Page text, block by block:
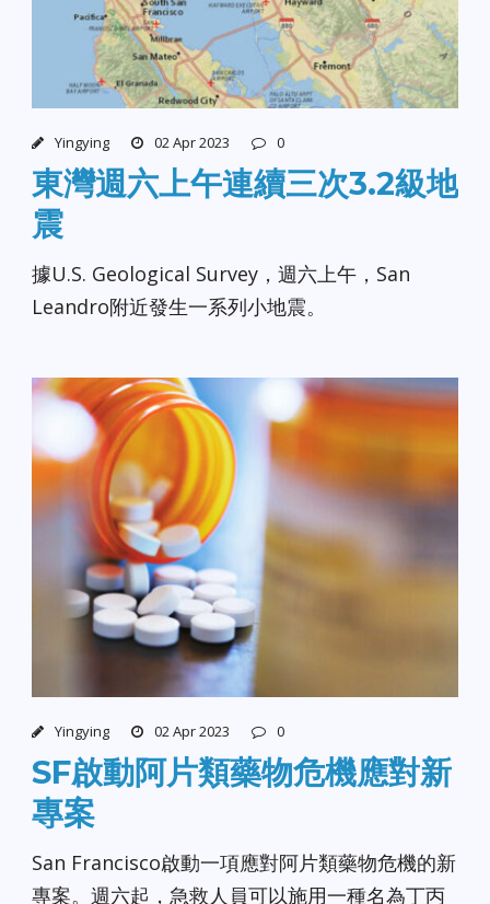
Yingying 02 Apr 2023 0
東灣週六上午連續三次3.2級地
震
據U.S. Geological Survey，週六上午，San
Leandro附近發生一系列小地震。
Yingying 02 Apr 2023 0
SF啟動阿片類藥物危機應對新
專案
San Francisco啟動一項應對阿片類藥物危機的新
專案。週六起，急救人員可以施用一種名為丁丙